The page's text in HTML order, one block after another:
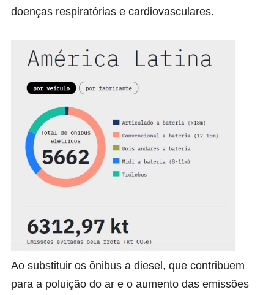
doenças respiratórias e cardiovasculares.
Ao substituir os ônibus a diesel, que contribuem
para a poluição do ar e o aumento das emissões